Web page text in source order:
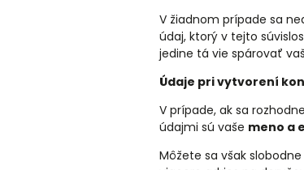
V žiadnom prípade sa
údaj, ktorý v tejto
jedine tá vie spárovať
Údaje pri vytvorení
V prípade, ak sa
údajmi sú vaše meno a
Môžete sa však